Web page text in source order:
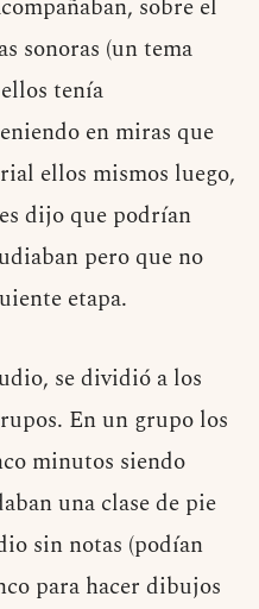
sobre el
sonoras (un tema
tenía
en miras que
ellos mismos luego,
dijo que podrían
pero que no
etapa.
se dividió a los
En un grupo los
minutos siendo
una clase de pie
sin notas (podían
para hacer dibujos